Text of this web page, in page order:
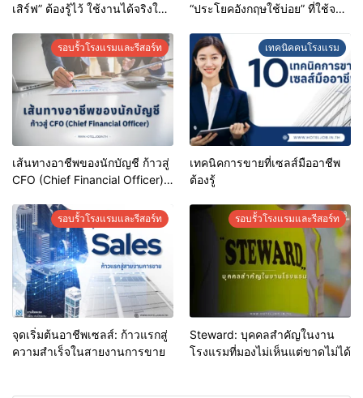
เสิร์ฟ” ต้องรู้ไว้ ใช้งานได้จริงใน
“ประโยคอังกฤษใช้บ่อย” ที่ใช้จริง
รอบรั้วโรงแรมและรีสอร์ท
เส้นทางอาชีพของนักบัญชี ก้าวสู่
CFO (Chief Financial Officer)
เทคนิคคนโรงแรม
เทคนิคการขายที่เซลส์มืออาชีพ
ต้องรู้
รอบรั้วโรงแรมและรีสอร์ท
จุดเริ่มต้นอาชีพเซลส์: ก้าวแรกสู่
ความสำเร็จในสายงานการขาย
รอบรั้วโรงแรมและรีสอร์ท
Steward: บุคคลสำคัญในงาน
โรงแรมที่มองไม่เห็นแต่ขาดไม่ได้